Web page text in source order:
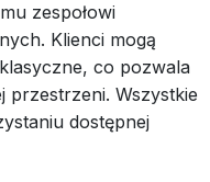
zespołowi
Klienci mogą
co pozwala
przestrzeni. Wszystkie
dostępnej